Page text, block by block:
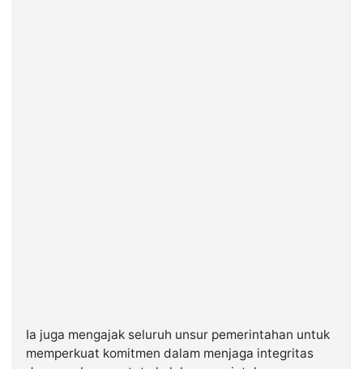
Ia juga mengajak seluruh unsur pemerintahan untuk
memperkuat komitmen dalam menjaga integritas